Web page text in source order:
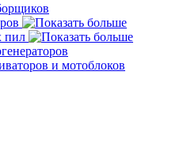
пил
и мотоблоков